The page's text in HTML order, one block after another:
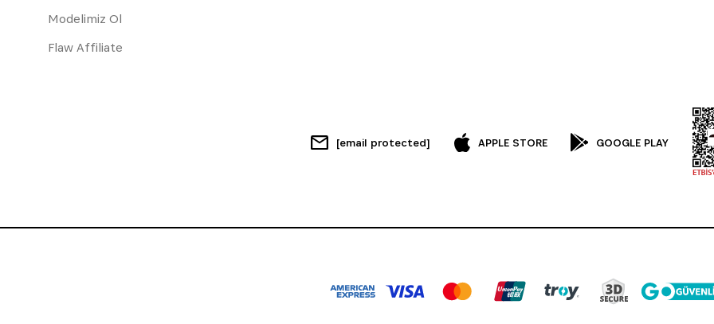
Modelimiz Ol
Flaw Affiliate
[email protected] APPLE STORE GOOGLE PLAY